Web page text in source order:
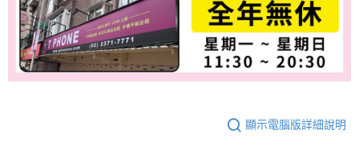
顯示電腦版詳細說明